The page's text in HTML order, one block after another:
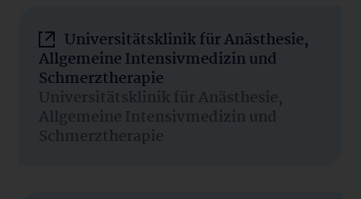
Universitätsklinik für Anästhesie,
Allgemeine Intensivmedizin und
Schmerztherapie
Universitätsklinik für Anästhesie,
Allgemeine Intensivmedizin und
Schmerztherapie